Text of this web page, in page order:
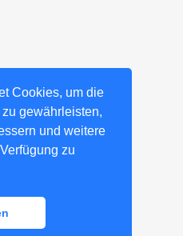
Cookies, um die
gewährleisten,
und weitere
zu